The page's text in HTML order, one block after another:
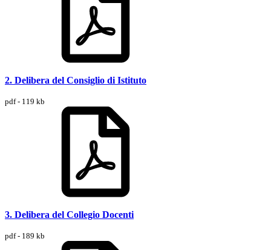
2. Delibera del Consiglio di Istituto
pdf - 119 kb
3. Delibera del Collegio Docenti
pdf - 189 kb